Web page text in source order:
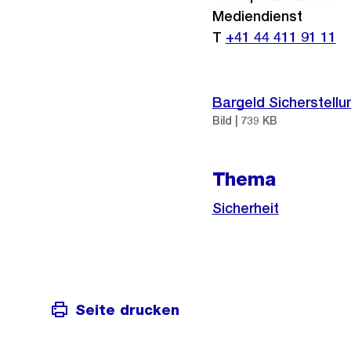
Mediendienst
T +41 44 411 91 11
Bargeld
Bild | 739 KB
Thema
Sicherheit
Seite drucken